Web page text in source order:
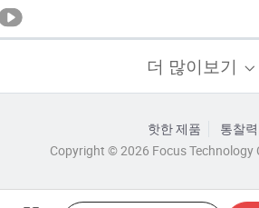
더 많이보기
핫한 제품
통찰력
Copyright © 2026 Focus Technology